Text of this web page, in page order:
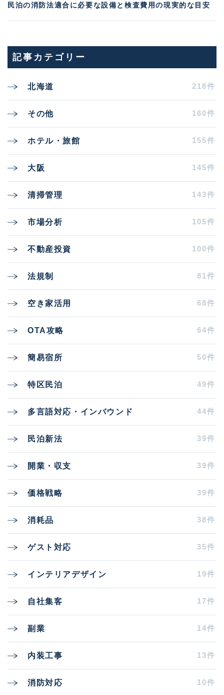
民泊の消防法適合に必要な設備と検査費用の現実的な目安
記事カテゴリー
北海道 218件
その他 160件
ホテル・旅館 155件
大阪 145件
清掃管理 143件
市場分析 105件
不動産投資 100件
法規制 81件
空き家活用 68件
OTA攻略 64件
簡易宿所 50件
特区民泊 49件
多言語対応・インバウンド 44件
民泊新法 39件
開業・収支 39件
価格戦略 39件
消耗品 38件
ゲスト対応 35件
インテリアデザイン 19件
自社集客 17件
副業 14件
内装工事 13件
消防対応 10件